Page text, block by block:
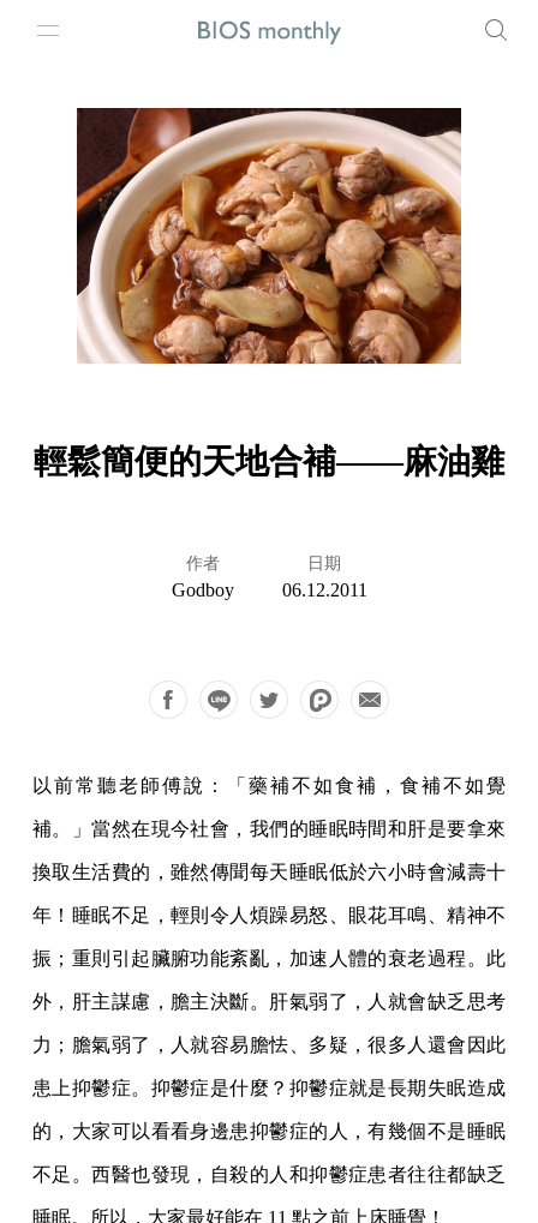
輕鬆簡便的天地合補——麻油雞
作者
Godboy
日期
06.12.2011
以前常聽老師傅說：「藥補不如食補，食補不如覺
補。」當然在現今社會，我們的睡眠時間和肝是要拿來
換取生活費的，雖然傳聞每天睡眠低於六小時會減壽十
年！睡眠不足，輕則令人煩躁易怒、眼花耳鳴、精神不
振；重則引起臟腑功能紊亂，加速人體的衰老過程。此
外，肝主謀慮，膽主決斷。肝氣弱了，人就會缺乏思考
力；膽氣弱了，人就容易膽怯、多疑，很多人還會因此
患上抑鬱症。抑鬱症是什麼？抑鬱症就是長期失眠造成
的，大家可以看看身邊患抑鬱症的人，有幾個不是睡眠
不足。西醫也發現，自殺的人和抑鬱症患者往往都缺乏
睡眠。所以，大家最好能在 11 點之前上床睡覺！